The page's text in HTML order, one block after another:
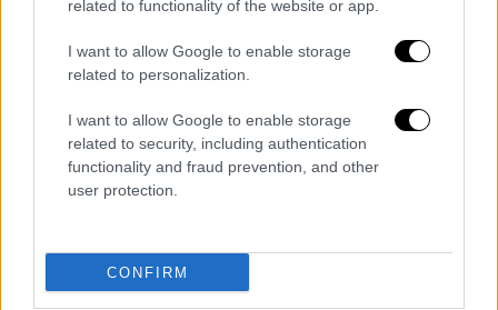
related to functionality of the website or app.
I want to allow Google to enable storage
related to personalization.
I want to allow Google to enable storage
related to security, including authentication
functionality and fraud prevention, and other
user protection.
CONFIRM
Σόντρα Λοκ. Από τις σχέσεις αυτές, ο
Ίστγουντέχει αποκτήσει οκτώ παιδιά,
μεταξύ των οποίων και ο ηθοποιός Σκοτ
Ο θάνατος της Κριστίνα Σαντέρα αφήνει ένα
μεγάλο κενό στη ζωή του Κλιντ Ίστγουντ, ο
οποίος έχασε έναν πολύτιμο σύντροφο. Η
από τις αναμνήσεις και τις στιγμές που
μοιράστηκαν μαζί, ενώ η αγάπη και η στοργή